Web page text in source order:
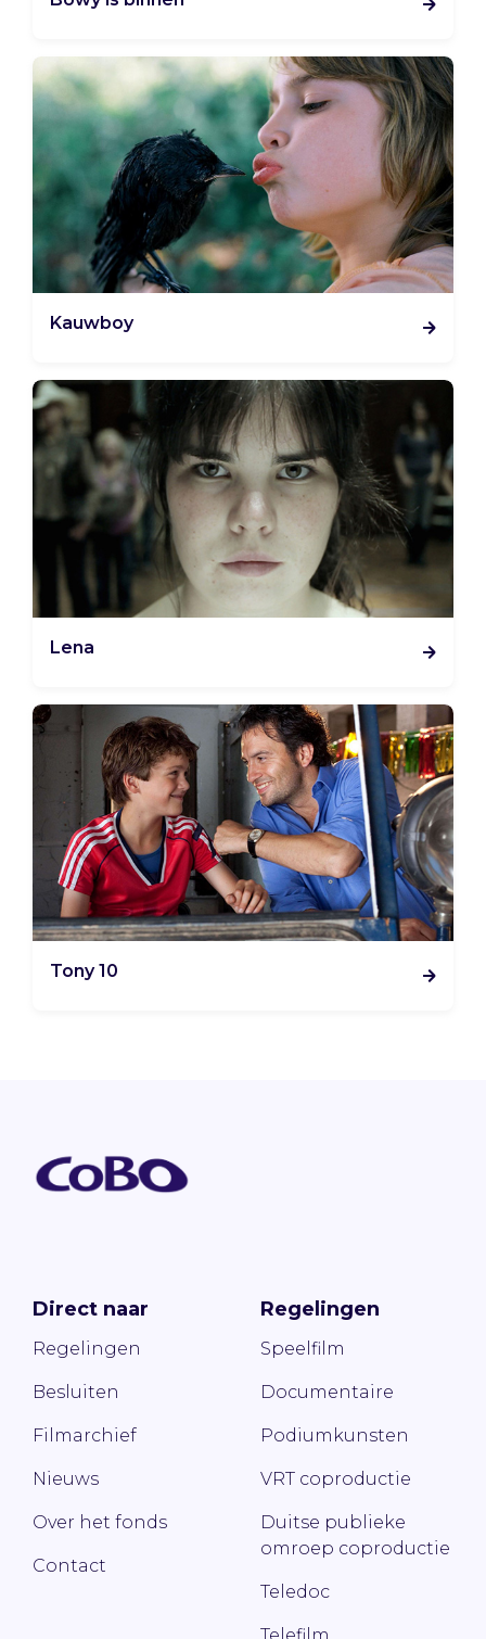
Kauwboy
Lena
Tony 10
Direct naar
Regelingen
Besluiten
Filmarchief
Nieuws
Over het fonds
Contact
Regelingen
Speelfilm
Documentaire
Podiumkunsten
VRT coproductie
Duitse publieke
omroep coproductie
Teledoc